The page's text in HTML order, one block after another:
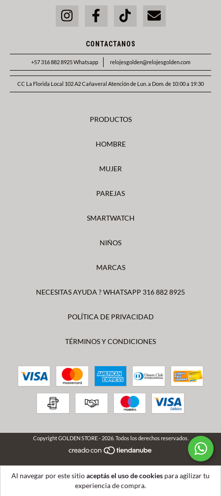
Al navegar por este sitioaceptás el uso de cookies para agilizar tu
experiencia de compra.
CONTACTANOS
+57 316 882 8925 Whatsapp relojesgolden@relojesgolden.com
CC La Florida Local 102 A2 Cañaveral Atención de Lun. a Dom. de 10:00 a 19:30
PRODUCTOS
HOMBRE
MUJER
PAREJAS
SMARTWATCH
NIÑOS
MARCAS
NECESITAS AYUDA ? WHATSAPP 316 882 8925
POLÍTICA DE PRIVACIDAD
TÉRMINOS Y CONDICIONES
Copyright GOLDEN STORE - 2026. Todos los derechos reservados.